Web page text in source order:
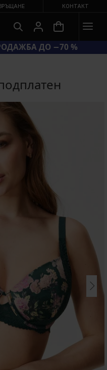
КОНТАКТ
ДО −70 %